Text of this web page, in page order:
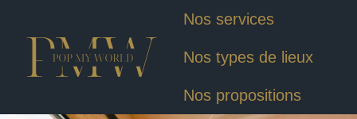
Nos services
Nos types de lieux
Nos propositions